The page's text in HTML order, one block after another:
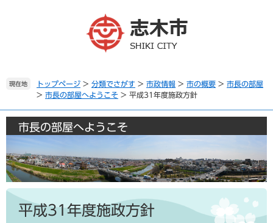
。
て
文
現在地 トップページ > 分類でさがす > 市政情報 > 市の概要 > 市長の部屋
> 市長の部屋へようこそ > 平成31年度施政方針
市長の部屋へようこそ
本
平成31年度施政方針